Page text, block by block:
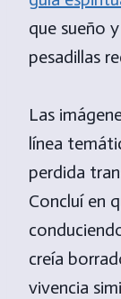
que sueño
pesadillas
Las
línea
perdida
Concluí en
creía
vivencia